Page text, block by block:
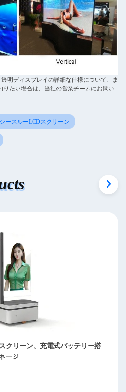
明ディスプレイの詳細な仕様について、ま
りたい場合は、当社の営業チームにお問い
シースルーLCDスクリーン
ェント屋内透明OLEDディスプレイ 劇
しなさい